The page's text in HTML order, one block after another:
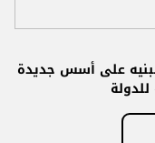
على أسس جديدة